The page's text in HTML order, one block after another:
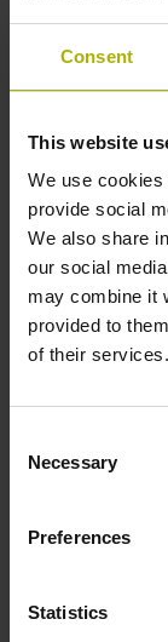
Consent
This website
We use
provide social
We also share
our social
may combine it
provided to
of their services.
Selection
Necessary
Preferences
Statistics
Geometrie der
AußenØ 128,75
Schutzart
-20/+100 °C
Maximaldrehzahl